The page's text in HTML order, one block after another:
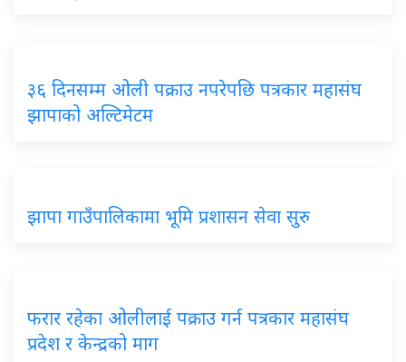
३६ दिनसम्म ओली पक्राउ नपरेपछि पत्रकार महासंघ
झापाको अल्टिमेटम
झापा गाउँपालिकामा भूमि प्रशासन सेवा सुरु
फरार रहेका ओलीलाई पक्राउ गर्न पत्रकार महासंघ
प्रदेश र केन्द्रको माग